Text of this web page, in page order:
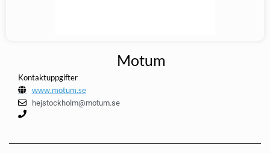
Motum
Kontaktuppgifter
www.motum.se
hejstockholm@motum.se